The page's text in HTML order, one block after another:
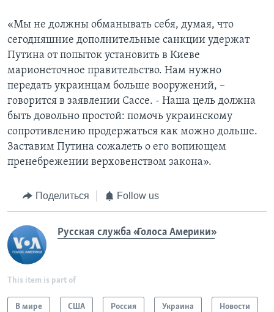
«Мы не должны обманывать себя, думая, что
сегодняшние дополнительные санкции удержат
Путина от попыток установить в Киеве
марионеточное правительство. Нам нужно
передать украинцам больше вооружений, –
говорится в заявлении Сассе. - Наша цель должна
быть довольно простой: помочь украинскому
сопротивлению продержаться как можно дольше.
Заставим Путина сожалеть о его вопиющем
пренебрежении верховенством закона».
Поделиться Follow us
Русская служба «Голоса Америки»
This item is part of
В мире США Россия Украина Новости